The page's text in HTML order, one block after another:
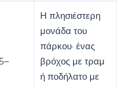
Η πλησιέστερη
μονάδα του
πάρκου· ένας
βρόχος με τραμ
ή ποδήλατο με